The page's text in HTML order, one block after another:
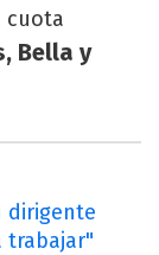
cuota
Bella y
dirigente
trabajar"